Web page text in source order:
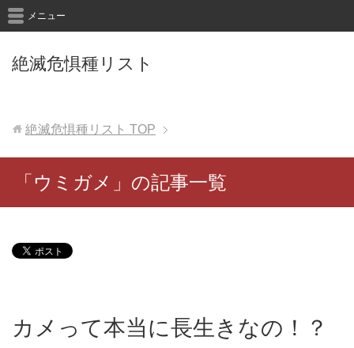
絶滅危惧種リスト
メニュー
絶滅危惧種リスト TOP
「ウミガメ」の記事一覧
カメって本当に長生きなの！？